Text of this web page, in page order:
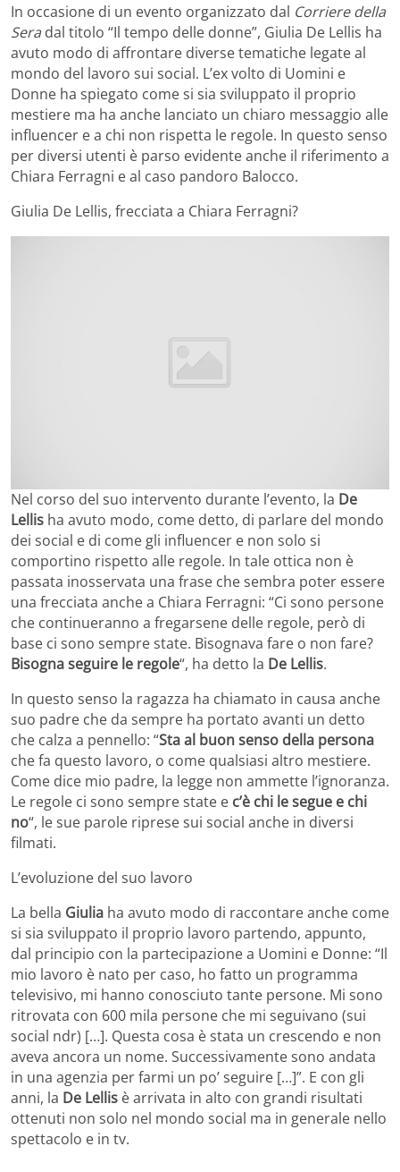
In occasione di un evento organizzato dal Corriere della
Sera dal titolo “Il tempo delle donne”, Giulia De Lellis ha
avuto modo di affrontare diverse tematiche legate al
mondo del lavoro sui social. L’ex volto di Uomini e
Donne ha spiegato come si sia sviluppato il proprio
mestiere ma ha anche lanciato un chiaro messaggio alle
influencer e a chi non rispetta le regole. In questo senso
per diversi utenti è parso evidente anche il riferimento a
Chiara Ferragni e al caso pandoro Balocco.
Giulia De Lellis, frecciata a Chiara Ferragni?
Nel corso del suo intervento durante l’evento, la De
Lellis ha avuto modo, come detto, di parlare del mondo
dei social e di come gli influencer e non solo si
comportino rispetto alle regole. In tale ottica non è
passata inosservata una frase che sembra poter essere
una frecciata anche a Chiara Ferragni: “Ci sono persone
che continueranno a fregarsene delle regole, però di
base ci sono sempre state. Bisognava fare o non fare?
Bisogna seguire le regole“, ha detto la De Lellis.
In questo senso la ragazza ha chiamato in causa anche
suo padre che da sempre ha portato avanti un detto
che calza a pennello: “Sta al buon senso della persona
che fa questo lavoro, o come qualsiasi altro mestiere.
Come dice mio padre, la legge non ammette l’ignoranza.
Le regole ci sono sempre state e c’è chi le segue e chi
no“, le sue parole riprese sui social anche in diversi
filmati.
L’evoluzione del suo lavoro
La bella Giulia ha avuto modo di raccontare anche come
si sia sviluppato il proprio lavoro partendo, appunto,
dal principio con la partecipazione a Uomini e Donne: “Il
mio lavoro è nato per caso, ho fatto un programma
televisivo, mi hanno conosciuto tante persone. Mi sono
ritrovata con 600 mila persone che mi seguivano (sui
social ndr) […]. Questa cosa è stata un crescendo e non
aveva ancora un nome. Successivamente sono andata
in una agenzia per farmi un po’ seguire […]”. E con gli
anni, la De Lellis è arrivata in alto con grandi risultati
ottenuti non solo nel mondo social ma in generale nello
spettacolo e in tv.